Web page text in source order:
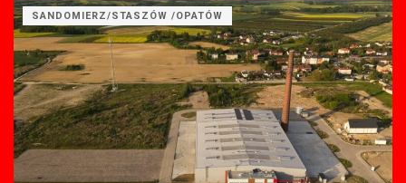
SANDOMIERZ/STASZÓW /OPATÓW